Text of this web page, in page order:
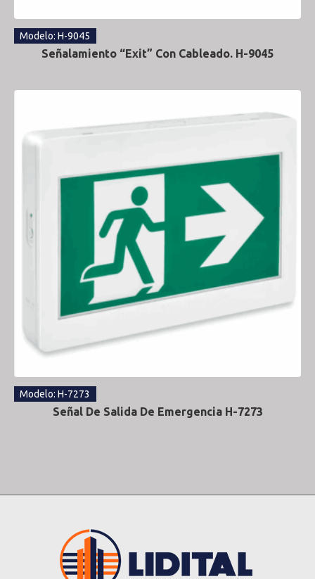
Modelo: H-9045
Señalamiento “Exit” Con Cableado. H-9045
Modelo: H-7273
Señal De Salida De Emergencia H-7273